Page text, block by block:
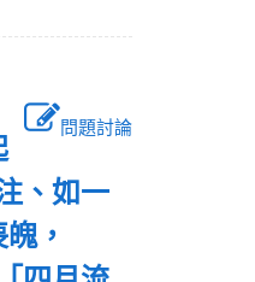
問題討論
、如一
，